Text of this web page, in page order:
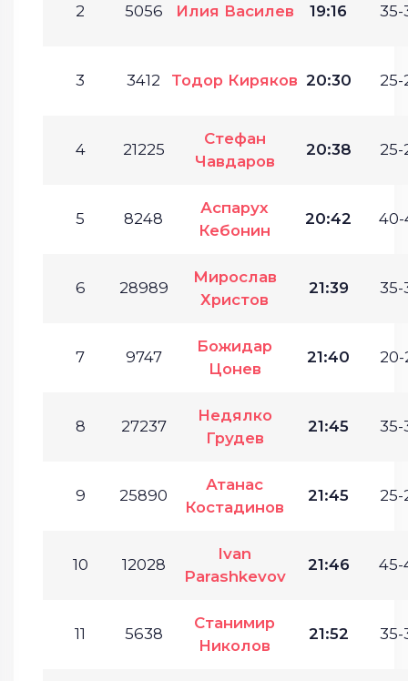
2 5056 Илия Василев 19:16 35-
3 3412 Тодор Киряков 20:30 25-
4 21225
Стефан
Чавдаров
20:38 25-
5 8248
Аспарух
Кебонин
20:42 40-
6 28989
Мирослав
Христов
21:39 35-
7 9747
Божидар
Цонев
21:40 20-
8 27237
Недялко
Грудев
21:45 35-
9 25890
Атанас
Костадинов
21:45 25-
10 12028
Ivan
Parashkevov
21:46 45-
11 5638
Станимир
Николов
21:52 35-